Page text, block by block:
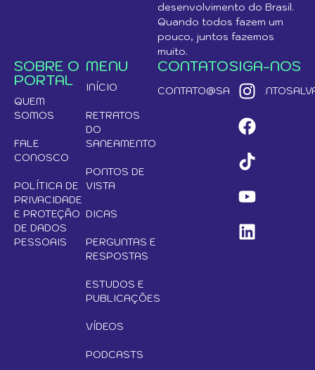
desenvolvimento do Brasil.
Quando todos fazem um
pouco, juntos fazemos
muito.
SOBRE O
PORTAL
QUEM
SOMOS
FALE
CONOSCO
POLÍTICA DE
PRIVACIDADE
E PROTEÇÃO
DE DADOS
PESSOAIS
MENU
INÍCIO
RETRATOS
DO
SANEAMENTO
PONTOS DE
VISTA
DICAS
PERGUNTAS E
RESPOSTAS
ESTUDOS E
PUBLICAÇÕES
VÍDEOS
PODCASTS
CONTATOSIGA-NOS